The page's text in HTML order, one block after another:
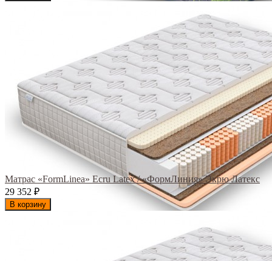
Матрас «FormLinea» Ecru Latex / «ФормЛиния» Экрю Латекс
29 352 ₽
В корзину